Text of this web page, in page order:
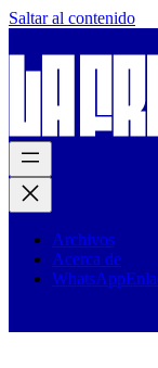
Saltar al contenido
Archivos
Acerca de
WhatsApp